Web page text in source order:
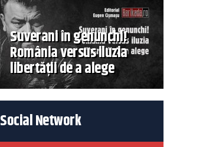
Suverani în genunchi!
România versus iluzia
libertății de a alege
Social Network